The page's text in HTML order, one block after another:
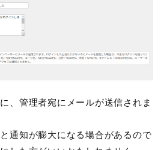
、管理者宛にメールが送信されま
通知が膨大になる場合があるので